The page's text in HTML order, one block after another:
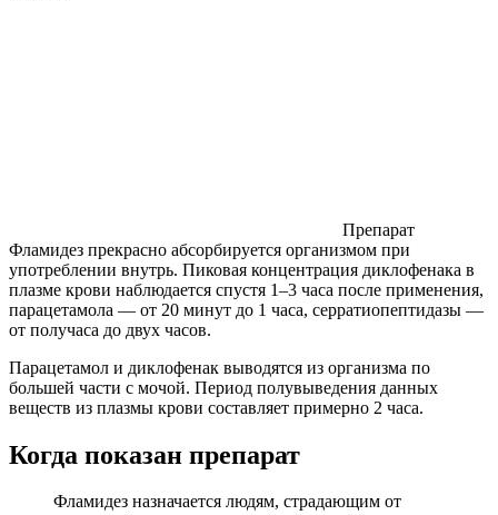
Препарат
Фламидез прекрасно абсорбируется организмом при
употреблении внутрь. Пиковая концентрация диклофенака в
плазме крови наблюдается спустя 1–3 часа после применения,
парацетамола — от 20 минут до 1 часа, серратиопептидазы —
от получаса до двух часов.
Парацетамол и диклофенак выводятся из организма по
большей части с мочой. Период полувыведения данных
веществ из плазмы крови составляет примерно 2 часа.
Когда показан препарат
Фламидез назначается людям, страдающим от